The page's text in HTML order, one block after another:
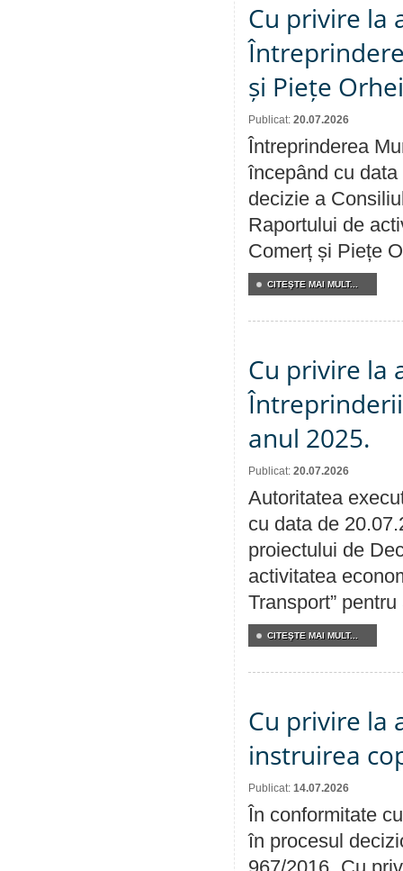
Cu privire la
și Piețe
Publicat: 20.07.2026
Întreprinderea
începând cu
decizie a
Raportului de
Comerț și Piețe
CITEŞTE MAI MULT...
Cu privire la
anul 2025.
Publicat: 20.07.2026
Autoritatea
cu data de
proiectului de
activitatea
Transport” pentru
CITEŞTE MAI MULT...
Cu privire la
instruirea
Publicat: 14.07.2026
În conformitate
în procesul